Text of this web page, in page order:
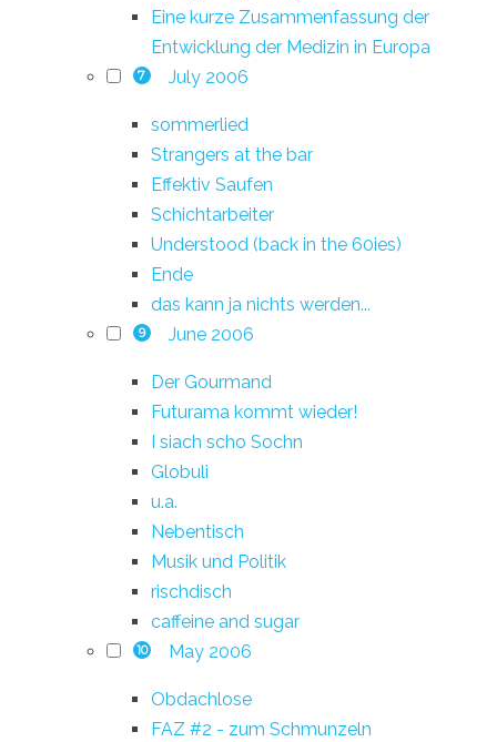
Eine kurze Zusammenfassung der
Entwicklung der Medizin in Europa
7 July 2006
sommerlied
Strangers at the bar
Effektiv Saufen
Schichtarbeiter
Understood (back in the 60ies)
Ende
das kann ja nichts werden...
9 June 2006
Der Gourmand
Futurama kommt wieder!
I siach scho Sochn
Globuli
u.a.
Nebentisch
Musik und Politik
rischdisch
caffeine and sugar
10 May 2006
Obdachlose
FAZ #2 - zum Schmunzeln